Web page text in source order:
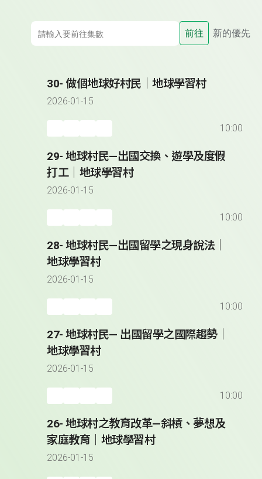
前往 新的優先
30- 做個地球好村民｜地球學習村
2026-01-15
10:00
29- 地球村民—出國交換、遊學及度假
打工｜地球學習村
2026-01-15
10:00
28- 地球村民—出國留學之現身說法｜
地球學習村
2026-01-15
10:00
27- 地球村民— 出國留學之國際趨勢｜
地球學習村
2026-01-15
10:00
26- 地球村之教育改革—斜槓、夢想及
家庭教育｜地球學習村
2026-01-15